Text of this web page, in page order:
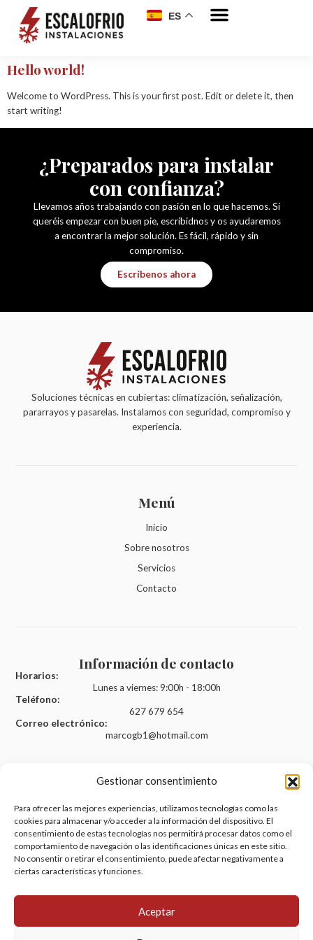
Gestionar consentimiento
Para ofrecer las mejores experiencias, utilizamos tecnologías como las
cookies para almacenar y/o acceder a la información del dispositivo. El
consentimiento de estas tecnologías nos permitirá procesar datos como el
comportamiento de navegación o las identificaciones únicas en este sitio.
No consentir o retirar el consentimiento, puede afectar negativamente a
ciertas características y funciones.
Aceptar
ES
Hello world!
Welcome to WordPress. This is your first post. Edit or delete it, then
start writing!
¿Preparados para instalar
con confianza?
Llevamos años trabajando con pasión en lo que hacemos. Si
queréis empezar con buen pie, escribidnos y os ayudaremos
a encontrar la mejor solución. Es fácil, rápido y sin
compromiso.
Escríbenos ahora
Soluciones técnicas en cubiertas: climatización, señalización,
pararrayos y pasarelas. Instalamos con seguridad, compromiso y
experiencia.
Menú
Inicio
Sobre nosotros
Servicios
Contacto
Información de contacto
Horarios:
Lunes a viernes: 9:00h - 18:00h
Teléfono:
627 679 654
Correo electrónico:
marcogb1@hotmail.com
Legal
Aviso legal
Política de privacidad
Política de cookies (UE)